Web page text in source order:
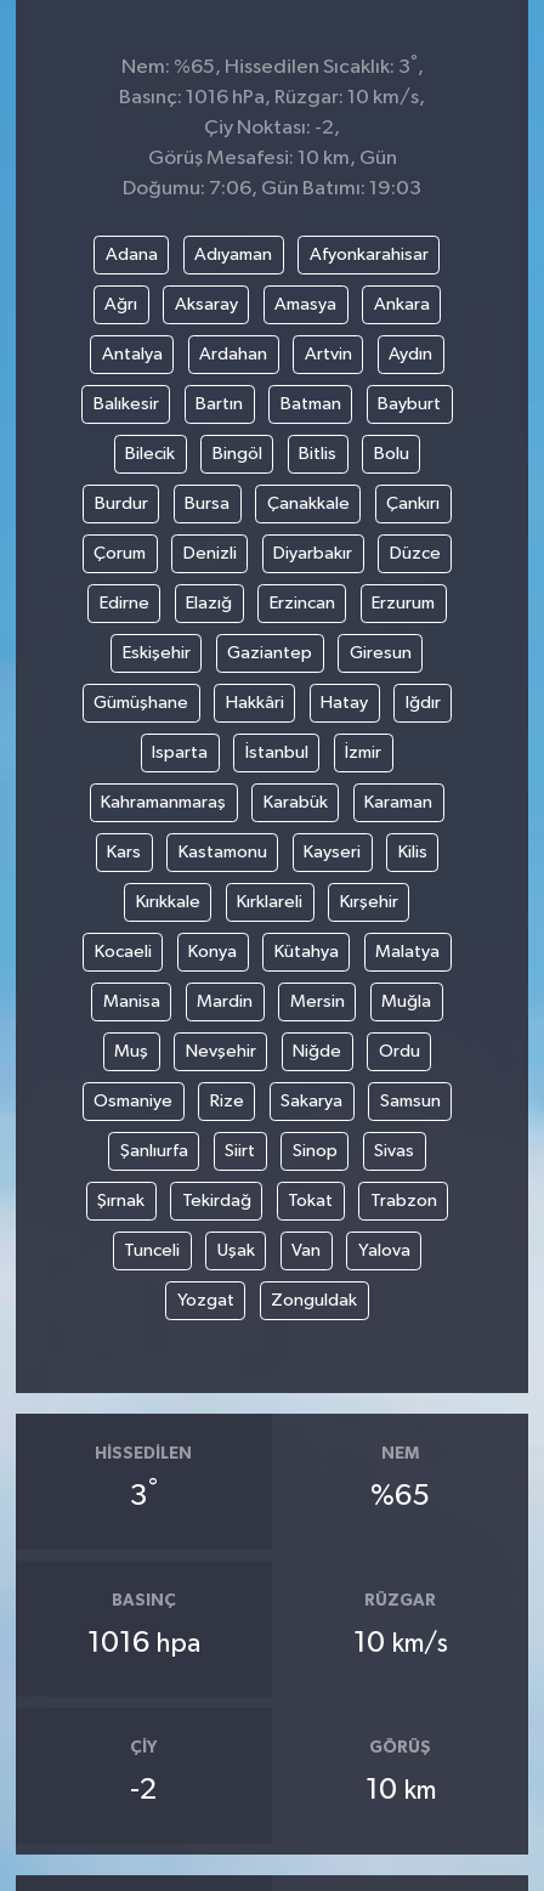
Nem: %65, Hissedilen Sıcaklık: 3° ,
Basınç: 1016 hPa, Rüzgar: 10 km/s,
Çiy Noktası: -2,
Görüş Mesafesi: 10 km, Gün
Doğumu: 7:06, Gün Batımı: 19:03
Adana Adıyaman Afyonkarahisar
Ağrı Aksaray Amasya Ankara
Antalya Ardahan Artvin Aydın
Balıkesir Bartın Batman Bayburt
Bilecik Bingöl Bitlis Bolu
Burdur Bursa Çanakkale Çankırı
Çorum Denizli Diyarbakır Düzce
Edirne Elazığ Erzincan Erzurum
Eskişehir Gaziantep Giresun
Gümüşhane Hakkâri Hatay Iğdır
Isparta İstanbul İzmir
Kahramanmaraş Karabük Karaman
Kars Kastamonu Kayseri Kilis
Kırıkkale Kırklareli Kırşehir
Kocaeli Konya Kütahya Malatya
Manisa Mardin Mersin Muğla
Muş Nevşehir Niğde Ordu
Osmaniye Rize Sakarya Samsun
Şanlıurfa Siirt Sinop Sivas
Şırnak Tekirdağ Tokat Trabzon
Tunceli Uşak Van Yalova
Yozgat Zonguldak
HISSEDILEN
3°
NEM
%65
BASINÇ
1016 hpa
RÜZGAR
10 km/s
ÇIY
-2
GÖRÜŞ
10 km